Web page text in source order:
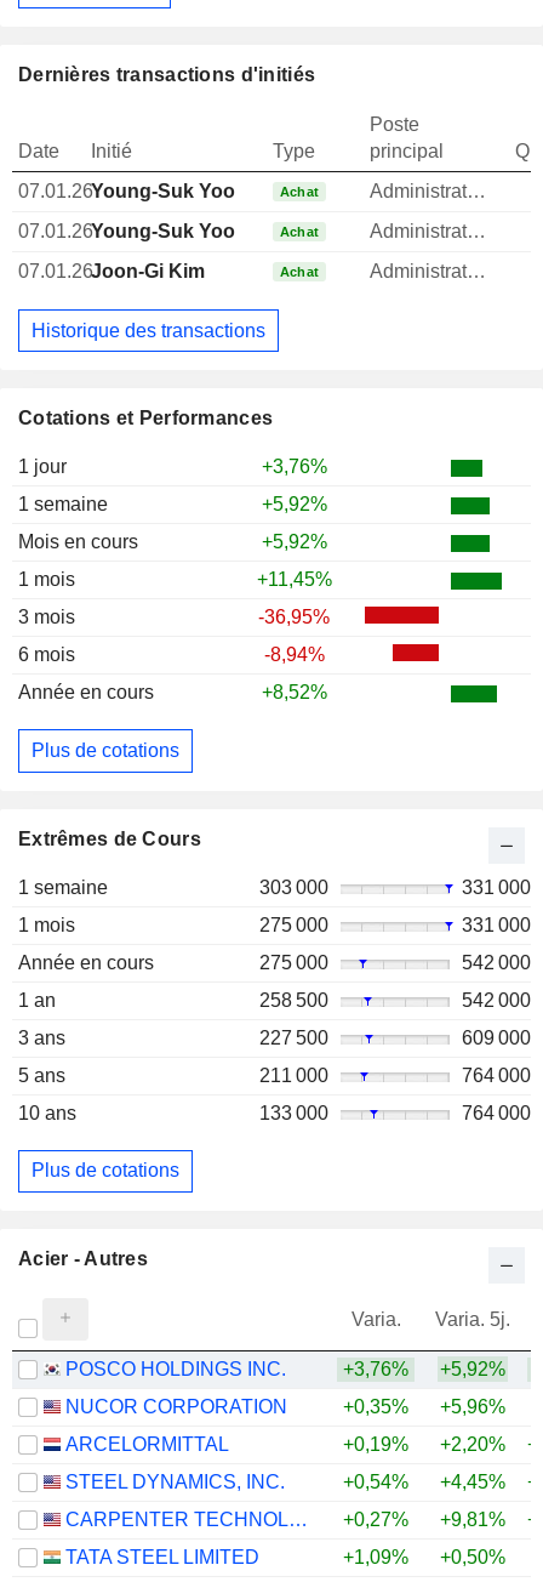
Cotations et Performances
1 jour
+3,76%
1 semaine
+5,92%
Mois en cours
+5,92%
1 mois
+11,45%
3 mois
-36,95%
6 mois
-8,94%
Année en cours
+8,52%
Plus de cotations
Extrêmes de Cours
1 semaine 303 000
331 000
1 mois
275 000
331 000
Année en cours
275 000
542 000
1 an
258 500
542 000
3 ans
227 500
609 000
5 ans
211 000
764 000
10 ans
133 000 764 000
Plus de cotations
Dernières transactions d'initiés
Date Initié Type
Poste
principal
07.01.26Young-Suk Yoo Achat
Administrateur
07.01.26Young-Suk Yoo Achat
Administrateur
07.01.26Joon-Gi Kim Achat Administrateur
Historique des transactions
Acier - Autres
Varia. Varia. 5j.
POSCO HOLDINGS INC. +3,76% +5,92%
NUCOR CORPORATION
+0,35% +5,96%
ARCELORMITTAL
+0,19% +2,20%
STEEL DYNAMICS, INC.
+0,54% +4,45%
CARPENTER TECHNOLOGY CORPORATION
+0,27% +9,81%
TATA STEEL LIMITED
+1,09% +0,50%